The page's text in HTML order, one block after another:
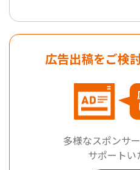
広告出稿をご検
多様なスポンサ
サポートい